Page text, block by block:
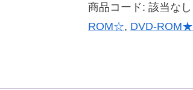
商品コード: 該当なし
ROM☆, DVD-ROM★